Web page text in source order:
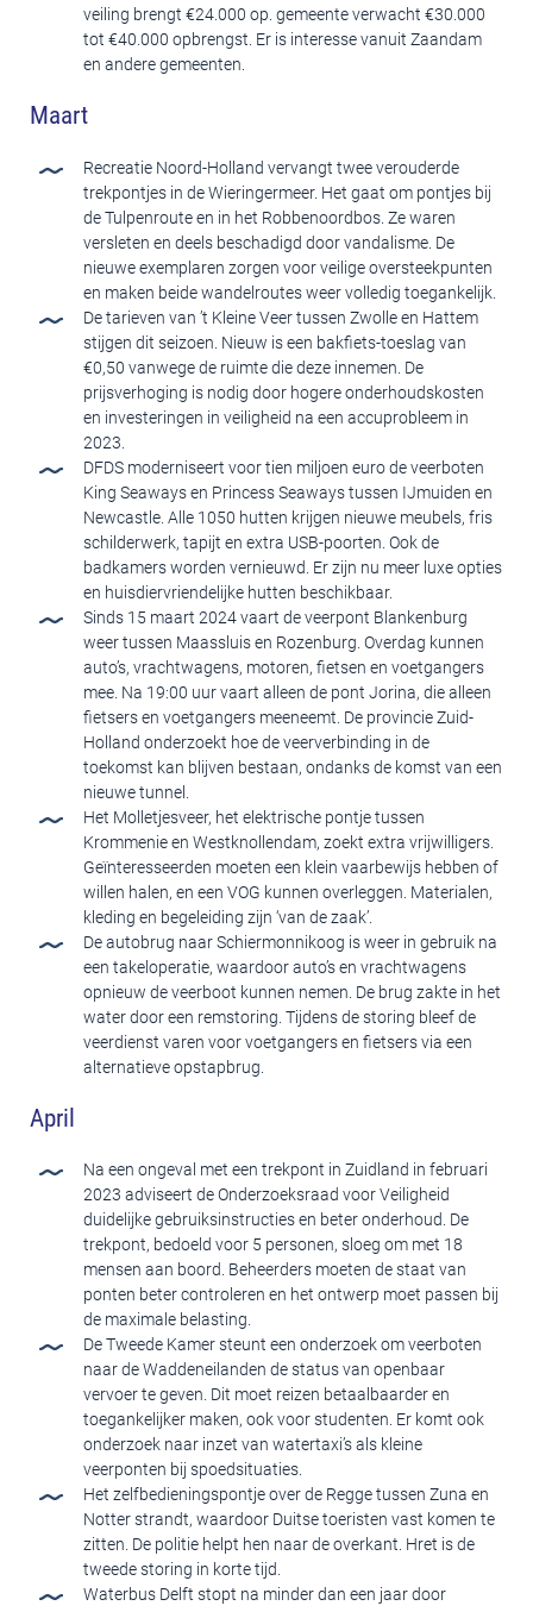
veiling brengt €24.000 op. gemeente verwacht €30.000
tot €40.000 opbrengst. Er is interesse vanuit Zaandam
en andere gemeenten.
Maart
Recreatie Noord-Holland vervangt twee verouderde
trekpontjes in de Wieringermeer. Het gaat om pontjes bij
de Tulpenroute en in het Robbenoordbos. Ze waren
versleten en deels beschadigd door vandalisme. De
nieuwe exemplaren zorgen voor veilige oversteekpunten
en maken beide wandelroutes weer volledig toegankelijk.
De tarieven van ’t Kleine Veer tussen Zwolle en Hattem
stijgen dit seizoen. Nieuw is een bakfiets-toeslag van
€0,50 vanwege de ruimte die deze innemen. De
prijsverhoging is nodig door hogere onderhoudskosten
en investeringen in veiligheid na een accuprobleem in
2023.
DFDS moderniseert voor tien miljoen euro de veerboten
King Seaways en Princess Seaways tussen IJmuiden en
Newcastle. Alle 1050 hutten krijgen nieuwe meubels, fris
schilderwerk, tapijt en extra USB-poorten. Ook de
badkamers worden vernieuwd. Er zijn nu meer luxe opties
en huisdiervriendelijke hutten beschikbaar.
Sinds 15 maart 2024 vaart de veerpont Blankenburg
weer tussen Maassluis en Rozenburg. Overdag kunnen
auto’s, vrachtwagens, motoren, fietsen en voetgangers
mee. Na 19:00 uur vaart alleen de pont Jorina, die alleen
fietsers en voetgangers meeneemt. De provincie Zuid-
Holland onderzoekt hoe de veerverbinding in de
toekomst kan blijven bestaan, ondanks de komst van een
nieuwe tunnel.
Het Molletjesveer, het elektrische pontje tussen
Krommenie en Westknollendam, zoekt extra vrijwilligers.
Geïnteresseerden moeten een klein vaarbewijs hebben of
willen halen, en een VOG kunnen overleggen. Materialen,
kleding en begeleiding zijn ‘van de zaak’.
De autobrug naar Schiermonnikoog is weer in gebruik na
een takeloperatie, waardoor auto’s en vrachtwagens
opnieuw de veerboot kunnen nemen. De brug zakte in het
water door een remstoring. Tijdens de storing bleef de
veerdienst varen voor voetgangers en fietsers via een
alternatieve opstapbrug.
April
Na een ongeval met een trekpont in Zuidland in februari
2023 adviseert de Onderzoeksraad voor Veiligheid
duidelijke gebruiksinstructies en beter onderhoud. De
trekpont, bedoeld voor 5 personen, sloeg om met 18
mensen aan boord. Beheerders moeten de staat van
ponten beter controleren en het ontwerp moet passen bij
de maximale belasting.
De Tweede Kamer steunt een onderzoek om veerboten
naar de Waddeneilanden de status van openbaar
vervoer te geven. Dit moet reizen betaalbaarder en
toegankelijker maken, ook voor studenten. Er komt ook
onderzoek naar inzet van watertaxi’s als kleine
veerponten bij spoedsituaties.
Het zelfbedieningspontje over de Regge tussen Zuna en
Notter strandt, waardoor Duitse toeristen vast komen te
zitten. De politie helpt hen naar de overkant. Hret is de
tweede storing in korte tijd.
Waterbus Delft stopt na minder dan een jaar door